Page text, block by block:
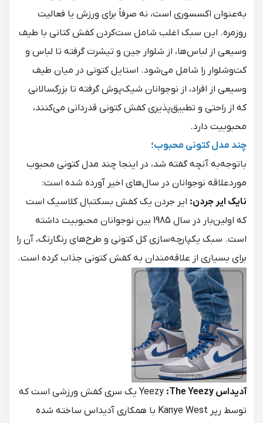
به‌عنوان اکسسوری است، نه صرفاً برای ورزش یا فعالیت
روزمره. این سبک اغلب شامل ست‌کردن کفش کتانی با طیف
وسیعی از لباس‌ها، از شلوار جین و تیشرت گرفته تا لباس و
کت‌وشلوار را شامل می‌شود. استایل کتونی در میان طیف
وسیعی از افراد، از نوجوانان شیک‌پوش گرفته تا بزرگسالانی
که از راحتی و تطبیق‌پذیری کفش کتونی قدردانی می‌کنند،
محبوبیت دارد.
چند مدل کتونی محبوب؛
باتوجه‌به آنچه گفته شد، در اینجا چند مدل کتونی محبوب
موردعلاقه نوجوانان در سال‌های اخیر آورده شده است:
نایک ایر جردن: ایر جردن یک کفش بسکتبال کلاسیک است
که اولین‌بار در سال 1985 بین نوجوانان محبوبیت داشته
است. سبک یکپارچه‌سازی کل کتونی و طرح‌های رنگارنگ، آن را
برای بسیاری از علاقه‌مندان به کفش کتونی جذاب کرده است.
آدیداس Yeezy :The Yeezy
یک سری کفش ورزشی است که
توسط رپر Kanye West با همکاری آدیداس ساخته شده